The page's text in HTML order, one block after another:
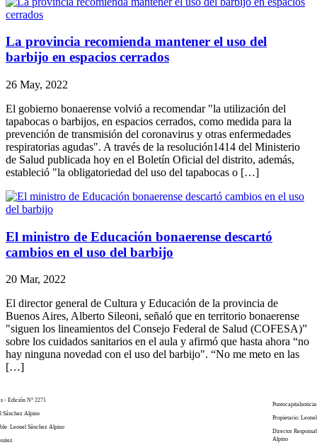
La provincia recomienda mantener el uso del
barbijo en espacios cerrados
26 May, 2022
El gobierno bonaerense volvió a recomendar "la utilización del
tapabocas o barbijos, en espacios cerrados, como medida para la
prevención de transmisión del coronavirus y otras enfermedades
respiratorias agudas". A través de la resolución1414 del Ministerio
de Salud publicada hoy en el Boletín Oficial del distrito, además,
estableció "la obligatoriedad del uso del tapabocas o […]
El ministro de Educación bonaerense descartó
cambios en el uso del barbijo
20 Mar, 2022
El director general de Cultura y Educación de la provincia de
Buenos Aires, Alberto Sileoni, señaló que en territorio bonaerense
"siguen los lineamientos del Consejo Federal de Salud (COFESA)”
sobre los cuidados sanitarios en el aula y afirmó que hasta ahora “no
hay ninguna novedad con el uso del barbijo". “No me meto en las
[…]
- Edición N° 2271
Sánchez Alpino
Leonel Sánchez Alpino
Propietario:
Director
Alpino